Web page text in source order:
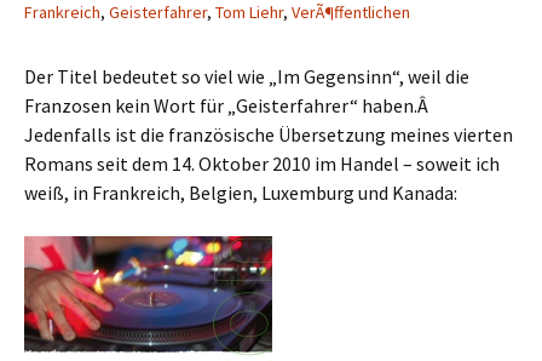
Frankreich, Geisterfahrer, Tom Liehr, VerÃ¶ffentlichen
Der Titel bedeutet so viel wie „Im Gegensinn“, weil die
Franzosen kein Wort für „Geisterfahrer“ haben.Â
Jedenfalls ist die französische Übersetzung meines vierten
Romans seit dem 14. Oktober 2010 im Handel – soweit ich
weiß, in Frankreich, Belgien, Luxemburg und Kanada: